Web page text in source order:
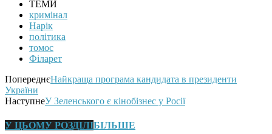
ТЕМИ
кримінал
Нарік
політика
томос
Філарет
ПопереднєНайкраща програма кандидата в президенти
України
НаступнеУ Зеленського є кінобізнес у Росії
У ЦЬОМУ РОЗДІЛІБІЛЬШЕ